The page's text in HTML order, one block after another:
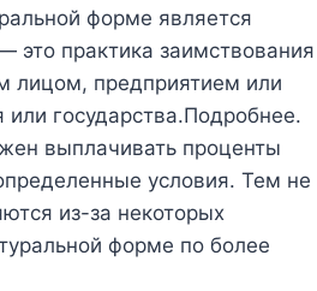
форме является
это практика заимствования
лицом, предприятием или
государства.Подробнее.
выплачивать проценты
условия. Тем не
из-за некоторых
форме по более